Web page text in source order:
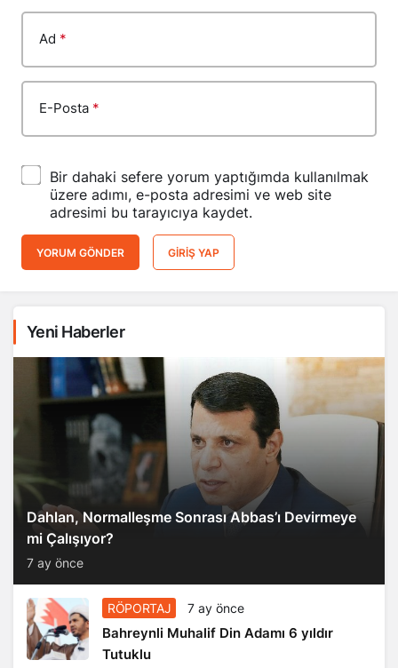
Ad *
E-Posta *
Bir dahaki sefere yorum yaptığımda kullanılmak
üzere adımı, e-posta adresimi ve web site
adresimi bu tarayıcıya kaydet.
YORUM GÖNDER GIRIŞ YAP
Yeni Haberler
Dahlan, Normalleşme Sonrası Abbas’ı Devirmeye
mi Çalışıyor?
7 ay önce
RÖPORTAJ 7 ay önce
Bahreynli Muhalif Din Adamı 6 yıldır
Tutuklu